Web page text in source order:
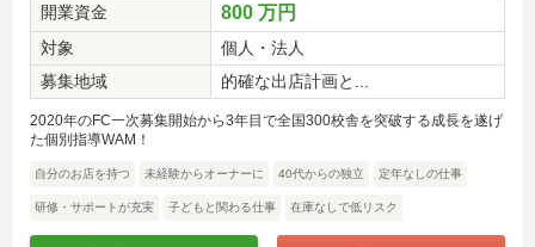
開業資金
800 万円
対象
個人・法人
募集地域
的確な出店計画と...
2020年のFC一次募集開始から3年目で全国300校舎を突破する成長を遂げ
た個別指導WAM！
自分のお店を持つ 未経験からオーナーに 40代からの独立 定年なしの仕事
研修・サポートが充実 子どもと関わる仕事 在庫なしで低リスク